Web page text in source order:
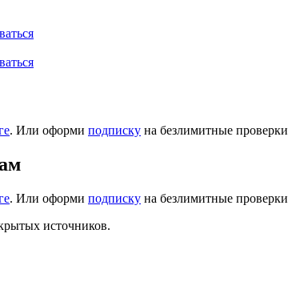
. Или оформи подписку на безлимитные проверки
. Или оформи подписку на безлимитные проверки
источников.